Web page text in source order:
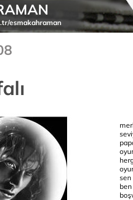
esmakahraman
sen